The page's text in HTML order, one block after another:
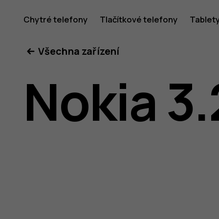
příručka
k
Chytré telefony Tlačítkové telefony
Všechna zařízení
Nokia